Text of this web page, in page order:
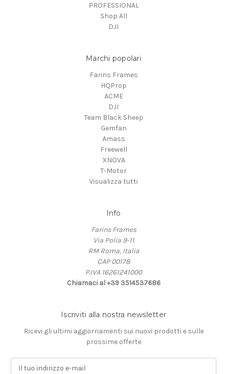
PROFESSIONAL
Shop All
DJI
Marchi popolari
Farins Frames
HQProp
ACME
DJI
Team Black Sheep
Gemfan
Amass
Freewell
XNOVA
T-Motor
Visualizza tutti
Info
Farins Frames
Via Polia 9-11
RM Roma, Italia
CAP 00178
P.IVA 16261241000
Chiamaci al +39 3514537686
Iscriviti alla nostra newsletter
Ricevi gli ultimi aggiornamenti sui nuovi prodotti e sulle
prossime offerte